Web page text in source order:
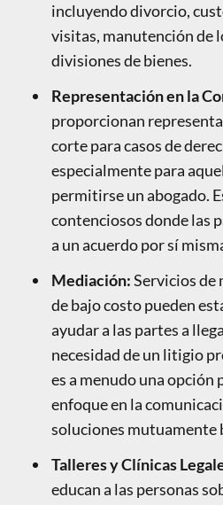
incluyendo divorcio,
visitas, manutención de
divisiones de bienes.
Representación en la
proporcionan
corte para casos de
especialmente para
permitirse un abogado.
contenciosos donde las
a un acuerdo por sí
Mediación:Servicios de
de bajo costo pueden
ayudar a las partes a
necesidad de un litigio
es a menudo una opción
enfoque en la
soluciones mutuamente
Talleres y Clínicas
educan a las personas